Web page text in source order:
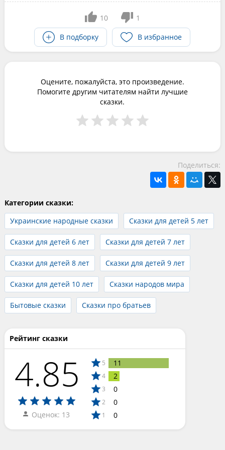
10
1
В подборку
В избранное
Оцените, пожалуйста, это произведение.
Помогите другим читателям найти лучшие
сказки.
Поделиться:
Категории сказки:
Украинские народные сказки
Сказки для детей 5 лет
Сказки для детей 6 лет Сказки для детей 7 лет
Сказки для детей 8 лет Сказки для детей 9 лет
Сказки для детей 10 лет Сказки народов мира
Бытовые сказки Сказки про братьев
Рейтинг сказки
4.85
Оценок: 13
5 11
4 2
3 0
2 0
1 0